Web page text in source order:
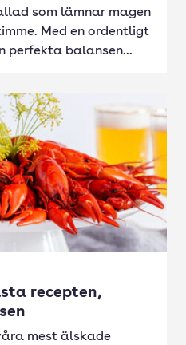
som lämnar magen
Med en ordentligt
perfekta balansen...
recepten,
mest älskade